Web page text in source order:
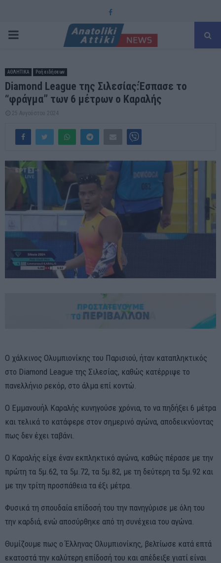
Facebook
PRIMARY
ΑΘΛΗΤΙΚΑ Ροή ειδήσεων
Diamond League της Σιλεσίας:Έσπασε το
“φράγμα” των 6 μέτρων ο Καραλής
25 Αυγούστου 2024
Ο χάλκινος Ολυμπιονίκης του Παρισιού, ήταν καταπληκτικός
στο Diamond League της Σιλεσίας, καθώς κατέρριψε το
πανελλήνιο ρεκόρ, στο άλμα επί κοντώ.
Ο Εμμανουήλ Καραλής κυνηγούσε χρόνια, το να πηδήξει 6 μέτρα
και τελικά το κατάφερε στον σημερινό αγώνα, αποδεικνύοντας
πως δεν έχει ταβάνι.
Ο Καραλής είχε έναν εκπληκτικό αγώνα, καθώς πέρασε με την
πρώτη τα 5μ.62, τα 5μ.72, τα 5μ.82, με τη δεύτερη τα 5μ.92 και
με την τρίτη προσπάθεια τα έξι μέτρα.
Φυσικά τη σπουδαία επίδοσή του την πανηγύρισε με όλη του
την καρδιά, ενώ αποσύρθηκε από τη συνέχεια του αγώνα.
Θυμίζουμε πως ο Έλληνας Ολυμπιονίκης, βελτίωσε κατά επτά
εκατοστά την καλύτερη επίδοσή του και απέδειξε γιατί είναι